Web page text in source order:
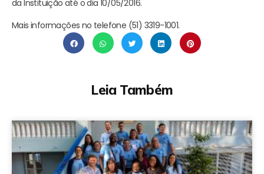
da Instituição até o dia 10/05/2016.
Mais informações no telefone (51) 3319-1001.
Leia Também